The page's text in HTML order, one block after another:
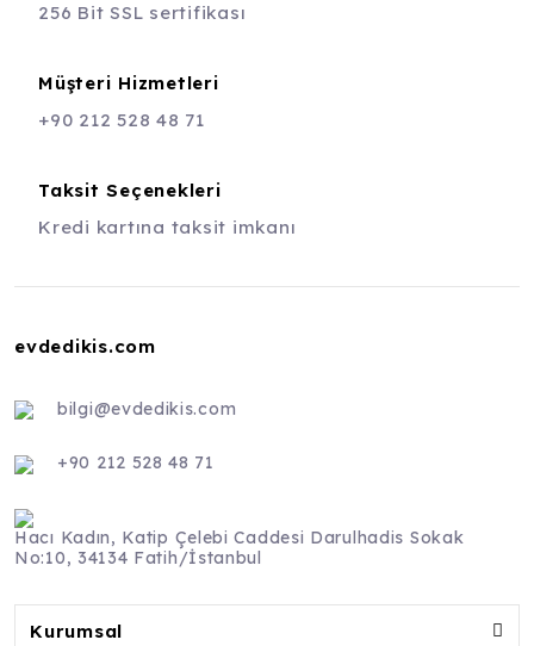
256 Bit SSL sertifikası
Müşteri Hizmetleri
+90 212 528 48 71
Taksit Seçenekleri
Kredi kartına taksit imkanı
evdedikis.com
bilgi@evdedikis.com
+90 212 528 48 71
Hacı Kadın, Katip Çelebi Caddesi Darulhadis Sokak
No:10, 34134 Fatih/İstanbul
Kurumsal